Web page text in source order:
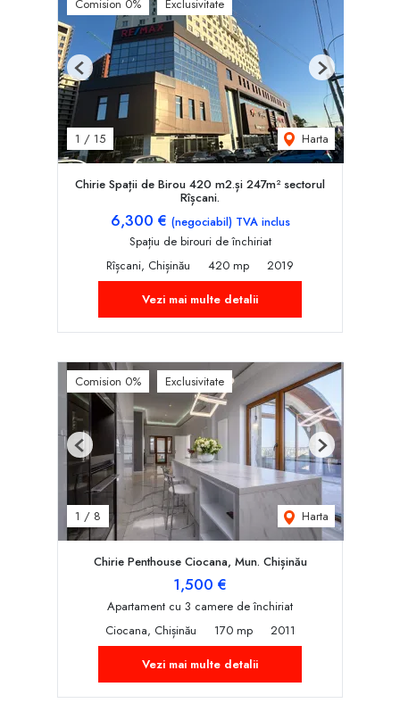
Comision 0% Exclusivitate
1 / 15 Harta
Previous Next
Chirie Spații de Birou 420 m2.și 247m² sectorul
Rîșcani.
6,300 € (negociabil) TVA inclus
Spațiu de birouri de închiriat
Rîșcani, Chișinău
420 mp
2019
Vezi mai multe detalii
Comision 0% Exclusivitate
1 / 8 Harta
Previous Next
Chirie Penthouse Ciocana, Mun. Chișinău
1,500 €
Apartament cu 3 camere de închiriat
Ciocana, Chișinău
170 mp
2011
Vezi mai multe detalii